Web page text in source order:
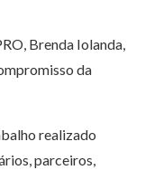
Brenda Iolanda,
da
realizado
parceiros,